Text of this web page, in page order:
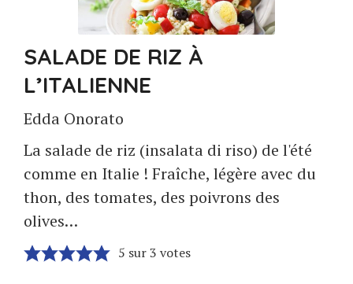
SALADE DE RIZ À
L’ITALIENNE
Edda Onorato
La salade de riz (insalata di riso) de l'été
comme en Italie ! Fraîche, légère avec du
thon, des tomates, des poivrons des
olives…
5 sur3 votes